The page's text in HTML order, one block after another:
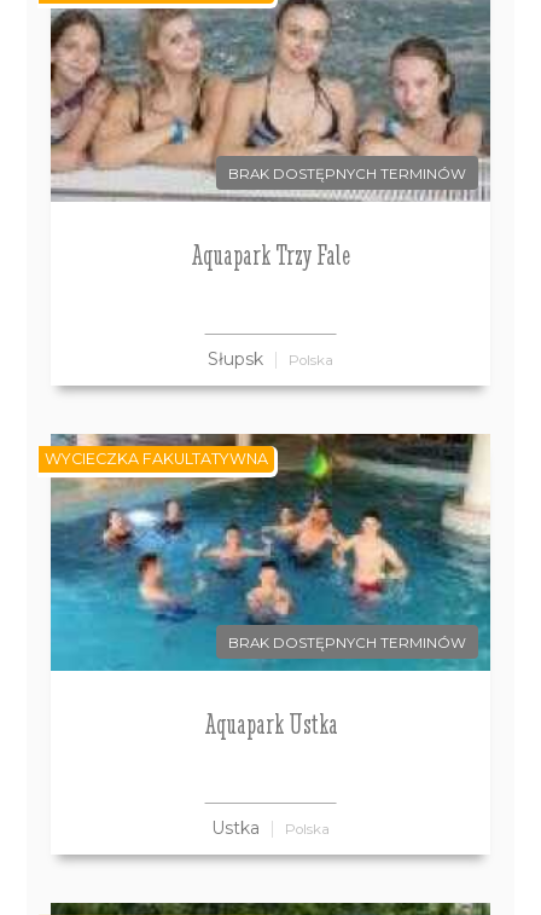
BRAK DOSTĘPNYCH TERMINÓW
Aquapark Trzy Fale
Słupsk Polska
BRAK DOSTĘPNYCH TERMINÓW
Aquapark Ustka
Ustka Polska
WYCIECZKA FAKULTATYWNA